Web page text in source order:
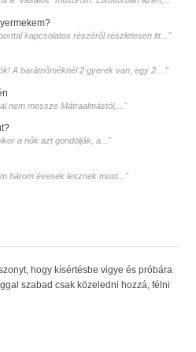
kapcsolatos részéről részletesen itt..."
A barátnőméknél 2 gyerek van, egy 2...."
nem messze Mátraalmástól,..."
a nők azt gondolják, a..."
három évesek lesznek most..."
hogy kísértésbe vigye és próbára
szabad csak közeledni hozzá, félni